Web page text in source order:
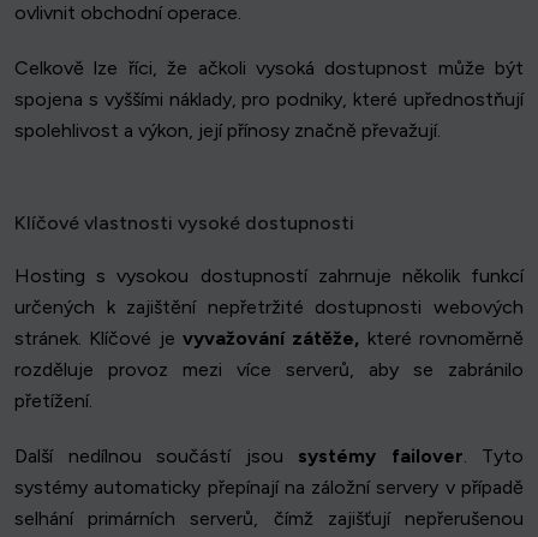
ovlivnit obchodní operace.
Celkově lze říci, že ačkoli vysoká dostupnost může být
spojena s vyššími náklady, pro podniky, které upřednostňují
spolehlivost a výkon, její přínosy značně převažují.
Klíčové vlastnosti vysoké dostupnosti
Hosting s vysokou dostupností zahrnuje několik funkcí
určených k zajištění nepřetržité dostupnosti webových
stránek. Klíčové je vyvažování zátěže, které rovnoměrně
rozděluje provoz mezi více serverů, aby se zabránilo
přetížení.
Další nedílnou součástí jsou systémy failover. Tyto
systémy automaticky přepínají na záložní servery v případě
selhání primárních serverů, čímž zajišťují nepřerušenou